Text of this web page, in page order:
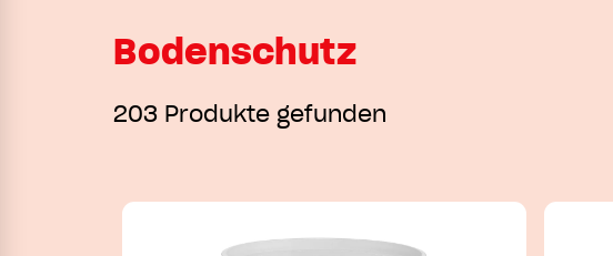
Bodenschutz
203 Produkte gefunden